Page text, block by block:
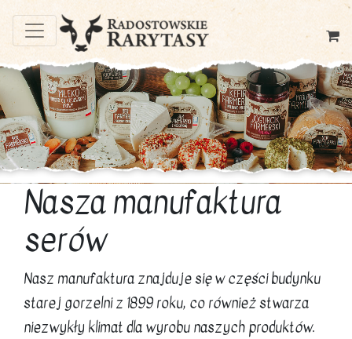
Nasza manufaktura
serów
Nasz manufaktura znajduje się w części budynku
starej gorzelni z 1899 roku, co również stwarza
niezwykły klimat dla wyrobu naszych produktów.